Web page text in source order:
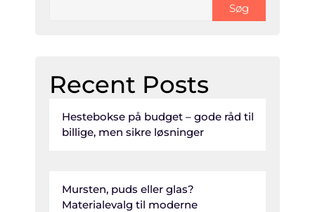
Søg
Recent Posts
Hestebokse på budget – gode råd til
billige, men sikre løsninger
Mursten, puds eller glas?
Materialevalg til moderne